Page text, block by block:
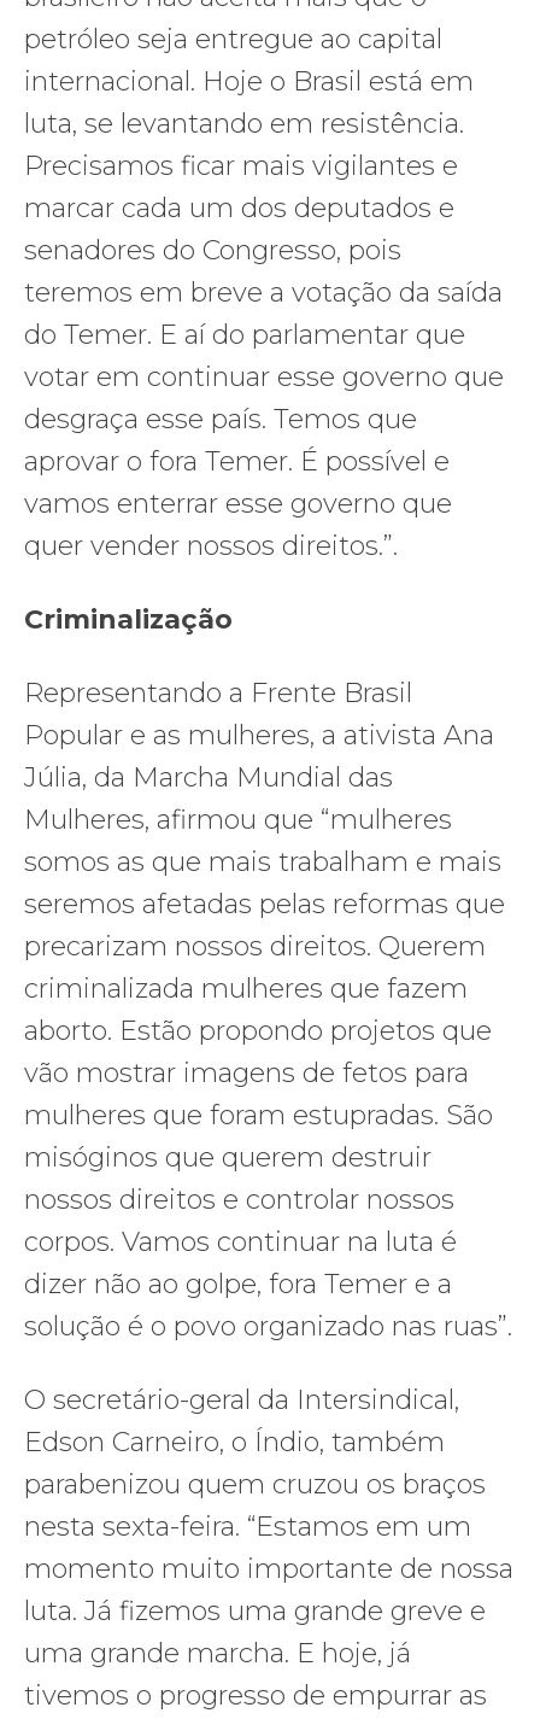
petróleo seja entregue ao capital
internacional. Hoje o Brasil está em
luta, se levantando em resistência.
Precisamos ficar mais vigilantes e
marcar cada um dos deputados e
senadores do Congresso, pois
teremos em breve a votação da saída
do Temer. E aí do parlamentar que
votar em continuar esse governo que
desgraça esse país. Temos que
aprovar o fora Temer. É possível e
vamos enterrar esse governo que
quer vender nossos direitos.”.
Criminalização
Representando a Frente Brasil
Popular e as mulheres, a ativista Ana
Júlia, da Marcha Mundial das
Mulheres, afirmou que “mulheres
somos as que mais trabalham e mais
seremos afetadas pelas reformas que
precarizam nossos direitos. Querem
criminalizada mulheres que fazem
aborto. Estão propondo projetos que
vão mostrar imagens de fetos para
mulheres que foram estupradas. São
misóginos que querem destruir
nossos direitos e controlar nossos
corpos. Vamos continuar na luta é
dizer não ao golpe, fora Temer e a
solução é o povo organizado nas ruas”.
O secretário-geral da Intersindical,
Edson Carneiro, o Índio, também
parabenizou quem cruzou os braços
nesta sexta-feira. “Estamos em um
momento muito importante de nossa
luta. Já fizemos uma grande greve e
uma grande marcha. E hoje, já
tivemos o progresso de empurrar as